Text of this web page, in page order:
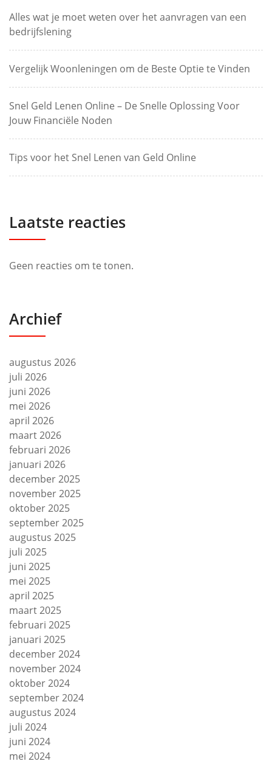
Alles wat je moet weten over het aanvragen van een
bedrijfslening
Vergelijk Woonleningen om de Beste Optie te Vinden
Snel Geld Lenen Online – De Snelle Oplossing Voor
Jouw Financiële Noden
Tips voor het Snel Lenen van Geld Online
Laatste reacties
Geen reacties om te tonen.
Archief
augustus 2026
juli 2026
juni 2026
mei 2026
april 2026
maart 2026
februari 2026
januari 2026
december 2025
november 2025
oktober 2025
september 2025
augustus 2025
juli 2025
juni 2025
mei 2025
april 2025
maart 2025
februari 2025
januari 2025
december 2024
november 2024
oktober 2024
september 2024
augustus 2024
juli 2024
juni 2024
mei 2024